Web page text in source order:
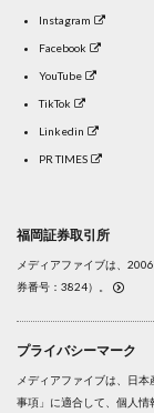
Instagram
Facebook
YouTube
TikTok
Linkedin
PR TIMES
福岡証券取引所
メディアファイブは、
券番号：3824）。
プライバシーマーク
メディアファイブは、日
事項」に適合して、個人情